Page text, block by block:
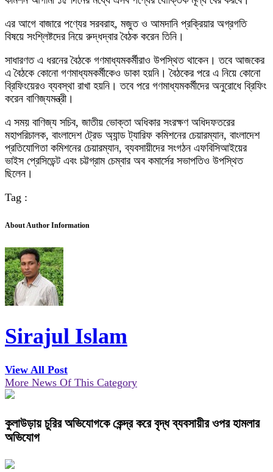
এর আগে বাজারে পণ্যের সরবরাহ, মজুত ও আমদানি প্রক্রিয়ার অগ্রগতি
বিষয়ে সংশ্লিষ্টদের নিয়ে রুদ্ধদ্বার বৈঠক করেন তিনি।
সাধারণত এ ধরনের বৈঠকে গণমাধ্যমকর্মীরাও উপস্থিত থাকেন। তবে আজকের
এ বৈঠকে কোনো গণমাধ্যমকর্মীকেও ডাকা হয়নি। বৈঠকের পরে এ নিয়ে কোনো
ব্রিফিংয়েরও ব্যবস্থা রাখা হয়নি। তবে পরে গণমাধ্যমকর্মীদের অনুরোধে ব্রিফিং
করেন বাণিজ্যমন্ত্রী।
এ সময় বাণিজ্য সচিব, জাতীয় ভোক্তা অধিকার সংরক্ষণ অধিদফতরের
মহাপরিচালক, বাংলাদেশ ট্রেড অ্যান্ড ট্যারিফ কমিশনের চেয়ারম্যান, বাংলাদেশ
প্রতিযোগিতা কমিশনের চেয়ারম্যান, ব্যবসায়ীদের সংগঠন এফবিসিআইয়ের
ভাইস প্রেসিডেন্ট এবং চট্টগ্রাম চেম্বার অব কমার্সের সভাপতিও উপস্থিত
ছিলেন।
Tag :
About Author Information
Sirajul Islam
View All Post
More News Of This Category
কুলাউড়ায় চুরির অভিযোগকে কেন্দ্র করে বৃদ্ধ ব্যবসায়ীর ওপর হামলার
অভিযোগ